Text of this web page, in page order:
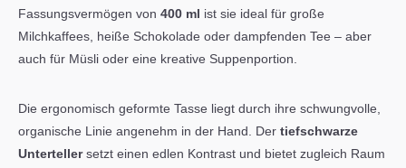
Fassungsvermögen von 400 ml ist sie ideal für große
Milchkaffees, heiße Schokolade oder dampfenden Tee – aber
auch für Müsli oder eine kreative Suppenportion.
Die ergonomisch geformte Tasse liegt durch ihre schwungvolle,
organische Linie angenehm in der Hand. Der tiefschwarze
Untertellersetzt einen edlen Kontrast und bietet zugleich Raum